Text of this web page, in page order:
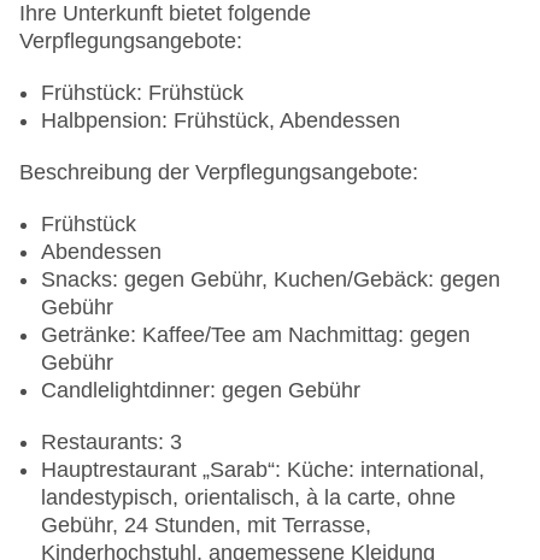
Ihre Unterkunft bietet folgende
Verpflegungsangebote:
Frühstück: Frühstück
Halbpension: Frühstück, Abendessen
Beschreibung der Verpflegungsangebote:
Frühstück
Abendessen
Snacks: gegen Gebühr, Kuchen/Gebäck: gegen
Gebühr
Getränke: Kaffee/Tee am Nachmittag: gegen
Gebühr
Candlelightdinner: gegen Gebühr
Restaurants: 3
Hauptrestaurant „Sarab“: Küche: international,
landestypisch, orientalisch, à la carte, ohne
Gebühr, 24 Stunden, mit Terrasse,
Kinderhochstuhl, angemessene Kleidung